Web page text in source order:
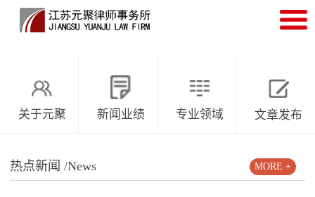
关于元聚 新闻业绩 专业领域 文章发布
热点新闻 /News MORE +